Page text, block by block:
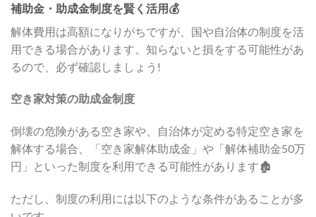
補助金・助成金制度を賢く活用💰
解体費用は高額になりがちですが、国や自治体の制度を活
用できる場合があります。知らないと損をする可能性があ
るので、必ず確認しましょう!
空き家対策の助成金制度
倒壊の危険がある空き家や、自治体が定める特定空き家を
解体する場合、「空き家解体助成金」や「解体補助金50万
円」といった制度を利用できる可能性があります🏚️
ただし、制度の利用には以下のような条件があることが多